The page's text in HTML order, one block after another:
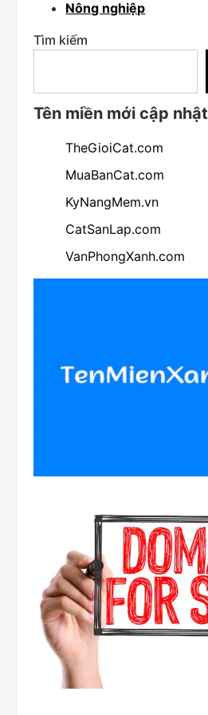
Nông nghiệp
Tìm kiếm
Tên miền mới cập nhật
TheGioiCat.com
MuaBanCat.com
KyNangMem.vn
CatSanLap.com
VanPhongXanh.com